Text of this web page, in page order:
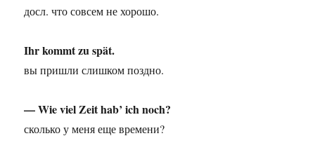
досл. что совсем не хорошо.
Ihr kommt zu spät.
вы пришли слишком поздно.
— Wie viel Zeit hab’ ich noch?
сколько у меня еще времени?